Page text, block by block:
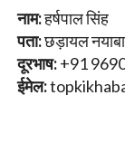
नाम:हर्षपाल सिंह
पता:छड़ायल
दूरभाष:+91
ईमेल: